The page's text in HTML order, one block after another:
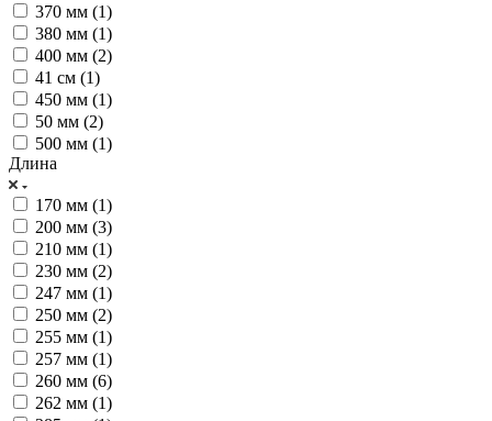
370 мм (1)
380 мм (1)
400 мм (2)
41 см (1)
450 мм (1)
50 мм (2)
500 мм (1)
Длина
170 мм (1)
200 мм (3)
210 мм (1)
230 мм (2)
247 мм (1)
250 мм (2)
255 мм (1)
257 мм (1)
260 мм (6)
262 мм (1)